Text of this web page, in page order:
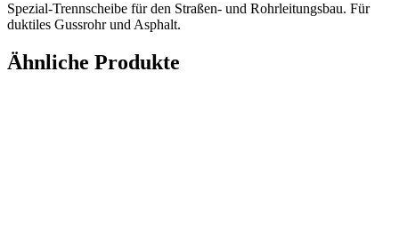
Spezial-Trennscheibe für den Straßen- und Rohrleitungsbau. Für
duktiles Gussrohr und Asphalt.
Ähnliche Produkte